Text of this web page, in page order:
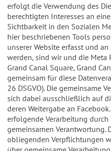
erfolgt die Verwendung des
berechtigten Interesses an
Sichtbarkeit in den Sozialen
hier beschriebenen Tools
unserer Website erfasst und
werden, sind wir und die
Grand Canal Square, Grand
gemeinsam für diese
26 DSGVO). Die gemeinsame
sich dabei ausschließlich auf
deren Weitergabe an
erfolgende Verarbeitung
gemeinsamen Verantwortung.
obliegenden Verpflichtungen